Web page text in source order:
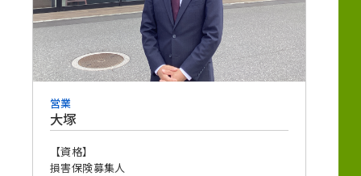
営業
大塚
【資格】
損害保険募集人